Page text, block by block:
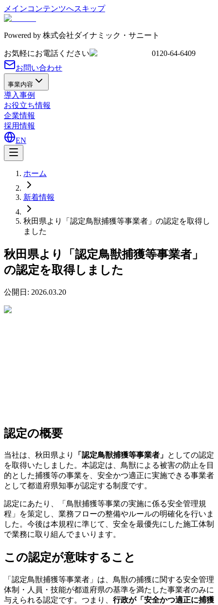
メインコンテンツへスキップ
Powered by 株式会社ダイナミック・サニート
お気軽にお電話ください
0120-64-6409
お問い合わせ
事業内容
導入事例
お役立ち情報
企業情報
採用情報
EN
ホーム
新着情報
秋田県より「認定鳥獣捕獲等事業者」の認定を取得し
ました
秋田県より「認定鳥獣捕獲等事業者」
の認定を取得しました
公開日: 2026.03.20
認定の概要
当社は、秋田県より 「認定鳥獣捕獲等事業者」 としての認定
を取得いたしました。本認定は、鳥獣による被害の防止を目
的とした捕獲等の事業を、安全かつ適正に実施できる事業者
として都道府県知事が認定する制度です。
認定にあたり、「鳥獣捕獲等事業の実施に係る安全管理規
程」を策定し、業務フローの整備やルールの明確化を行いま
した。今後は本規程に準じて、安全を最優先にした施工体制
で業務に取り組んでまいります。
この認定が意味すること
「認定鳥獣捕獲等事業者」は、鳥獣の捕獲に関する安全管理
体制・人員・技能が都道府県の基準を満たした事業者のみに
与えられる認定です。つまり、 行政が「安全かつ適正に捕獲